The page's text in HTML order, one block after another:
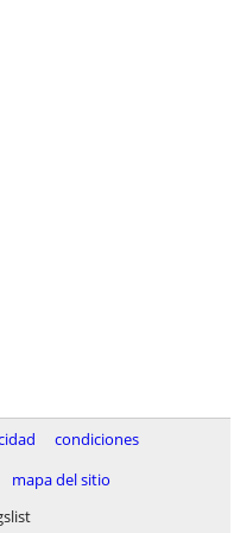
condiciones
mapa del sitio